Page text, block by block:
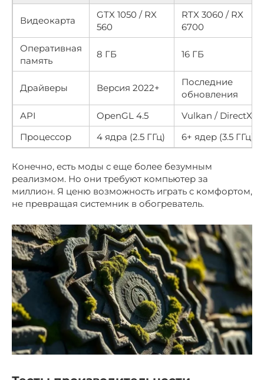
Видеокарта
GTX 1050 / RX
560
RTX 3060 / RX
6700
Оперативная
память
8 ГБ 16 ГБ
Драйверы Версия 2022+
Последние
обновления
API
OpenGL 4.5
Vulkan / DirectX 12
Процессор
4 ядра (2.5 ГГц) 6+ ядер (3.5 ГГц)
Конечно, есть моды с еще более безумным
реализмом. Но они требуют компьютер за
миллион. Я ценю возможность играть с комфортом,
не превращая системник в обогреватель.